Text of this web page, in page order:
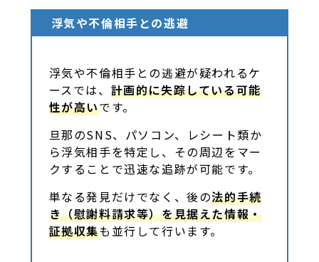
浮気や不倫相手との逃避
浮気や不倫相手との逃避が疑われるケ
ースでは、 計画的に失踪している可能
性が高いです。
旦那のSNS、パソコン、レシート類か
ら浮気相手を特定し、その周辺をマー
クすることで迅速な追跡が可能です。
単なる発見だけでなく、後の法的手続
き（慰謝料請求等）を見据えた情報・
証拠収集も並行して行います。